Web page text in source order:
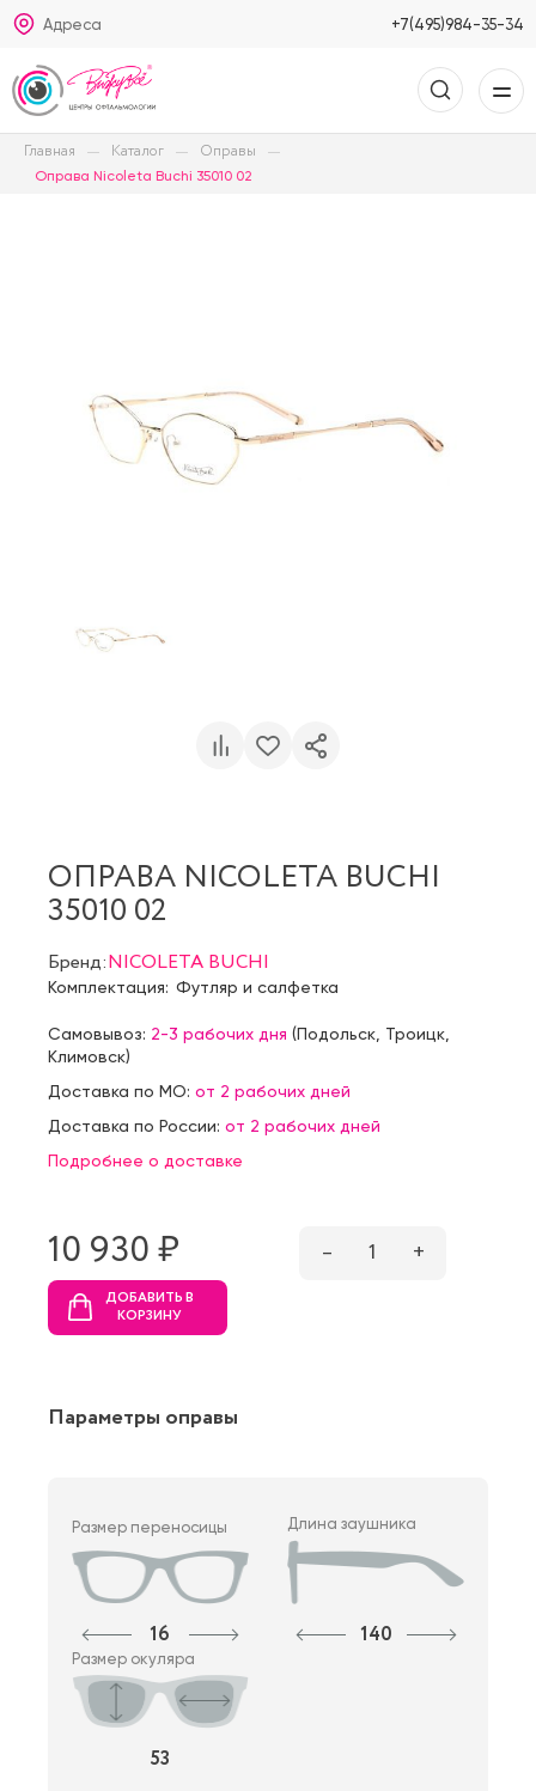
Адреса +7(495)984-35-34
Главная Каталог Оправы
Оправа Nicoleta Buchi 35010 02
ОПРАВА NICOLETA BUCHI
35010 02
Бренд:NICOLETA BUCHI
Комплектация: Футляр и салфетка
Самовывоз: 2-3 рабочих дня (Подольск Троицк
Климовск)
Доставка по МО: от 2 рабочих дней
Доставка по России: от 2 рабочих дней
Подробнее о доставке
10 930 ₷ – 1 +
ДОБАВИТЬ В
КОРЗИНУ
Параметры оправы
Размер переносицы
16
Длина заушника
140
Размер окуляра
53